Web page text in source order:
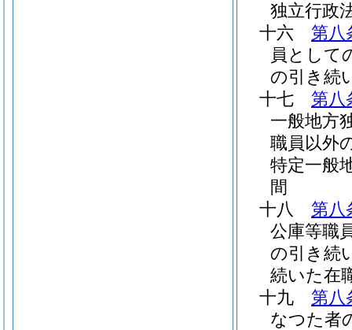
独立行政
十六
第八
員として
の引き続
十七
第八
一般地方
職員以外
特定一般
間
十八
第八
公庫等職
の引き続
続いた在
十九
第八
なつた者